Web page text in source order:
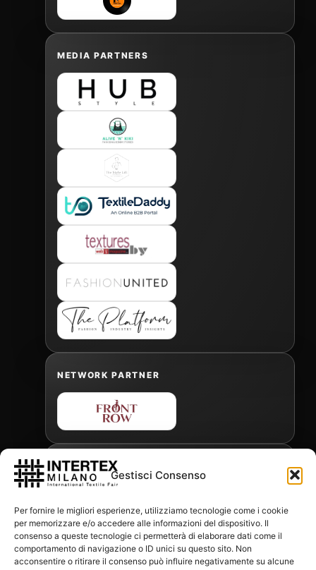
Gestisci Consenso
Per fornire le migliori esperienze, utilizziamo tecnologie come i cookie
per memorizzare e/o accedere alle informazioni del dispositivo. Il
consenso a queste tecnologie ci permetterà di elaborare dati come il
comportamento di navigazione o ID unici su questo sito. Non
acconsentire o ritirare il consenso può influire negativamente su alcune
MEDIA PARTNERS
NETWORK PARTNER
OFFICIAL FREIGHT FORWARDER
Gabriele Antonini
gabrielea@isped.com